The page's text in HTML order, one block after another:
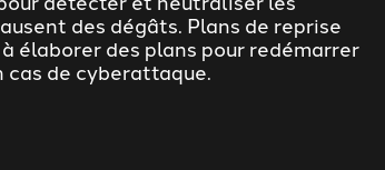
des dégâts. Plans de reprise
élaborer des plans pour redémarrer
de cyberattaque.